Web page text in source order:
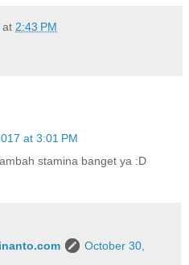
at 2:43 PM
at 3:01 PM
stamina banget ya :D
October 30,